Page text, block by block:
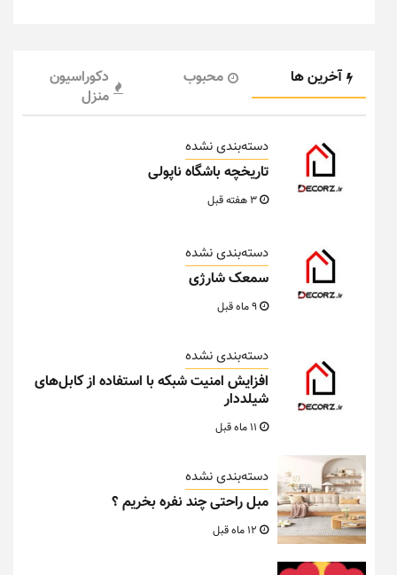
آخرین ها محبوب
دکوراسیون
منزل
دسته‌بندی نشده
تاریخچه باشگاه ناپولی
دسته‌بندی نشده
سمعک شارژی
دسته‌بندی نشده
افزایش امنیت شبکه با استفاده از کابل‌های
شیلددار
دسته‌بندی نشده
مبل راحتی چند نفره بخریم ؟